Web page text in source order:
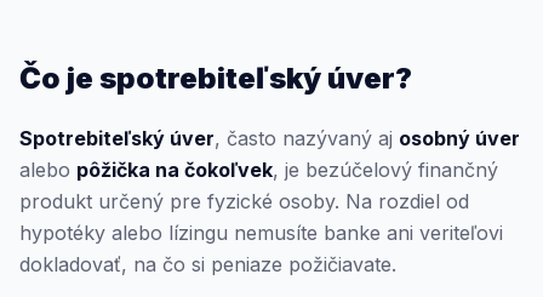
Čo je spotrebiteľský úver?
Spotrebiteľský úver, často nazývaný aj osobný úver
alebo pôžička na čokoľvek, je bezúčelový finančný
produkt určený pre fyzické osoby. Na rozdiel od
hypotéky alebo lízingu nemusíte banke ani veriteľovi
dokladovať, na čo si peniaze požičiavate.